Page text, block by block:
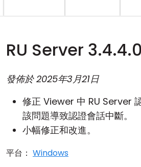
RU Server 3.4.4.0
發佈於2025年3月21日
修正 Viewer 中 RU Server
該問題導致認證會話中斷。
小幅修正和改進。
平台： Windows
MSI 配置
雲端與內部部署